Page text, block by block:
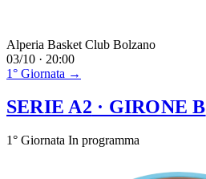
Alperia Basket Club Bolzano
03/10 · 20:00
1° Giornata →
SERIE A2 · GIRONE B
1° Giornata In programma